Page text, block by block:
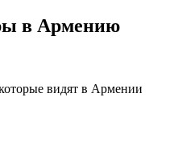
в Армению
видят в Армении